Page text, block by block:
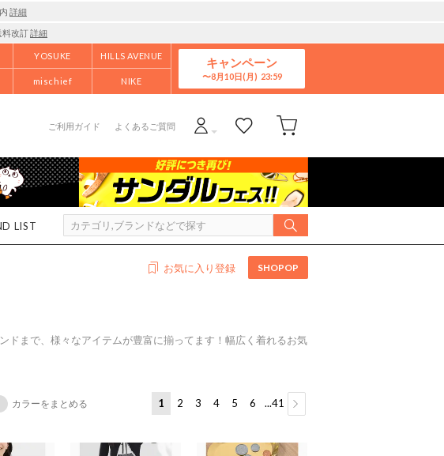
詳細
料改訂詳細
YOSUKE HILLS AVENUE
mischief NIKE
キャンペーン
8月10日(月)
ご利用ガイド よくあるご質問
LIST
お気に入り登録 SHOPOP
ドまで、様々なアイテムが豊富に揃ってます！幅広く着れるお気
カラーをまとめる 1 2 3 4 5 6 ...41